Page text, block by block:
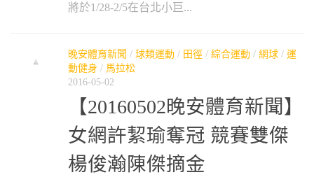
將於1/28-2/5在台北小巨...
晚安體育新聞 / 球類運動 / 田徑 / 綜合運動 / 網球 / 運
動健身 / 馬拉松
2016-05-02
【20160502晚安體育新聞】
女網許絜瑜奪冠 競賽雙傑
楊俊瀚陳傑摘金